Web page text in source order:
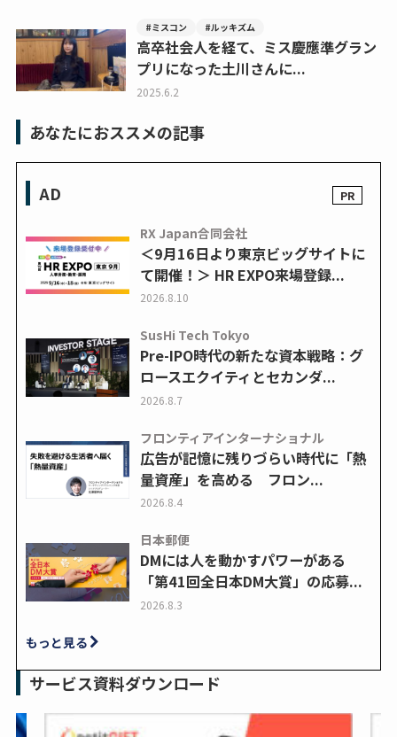
#ミスコン #ルッキズム
高卒社会人を経て、ミス慶應準グラン
プリになった土川さんに...
2025.6.2
あなたにおススメの記事
AD
RX Japan合同会社
＜9月16日より東京ビッグサイトに
て開催！＞ HR EXPO来場登録...
2026.8.10
SusHi Tech Tokyo
Pre-IPO時代の新たな資本戦略：グ
ロースエクイティとセカンダ...
2026.8.7
フロンティアインターナショナル
広告が記憶に残りづらい時代に「熱
量資産」を高める フロン...
2026.8.4
日本郵便
DMには人を動かすパワーがある
「第41回全日本DM大賞」の応募...
2026.8.3
もっと見る
サービス資料ダウンロード